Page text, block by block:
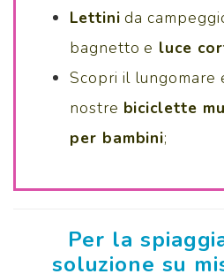
Lettini da
bagnetto e luce
Scopri il lungomare
nostre biciclette
per bambini;
Per la
soluzione su